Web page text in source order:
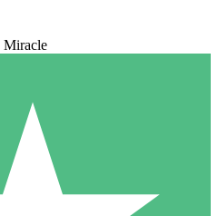
Miracle